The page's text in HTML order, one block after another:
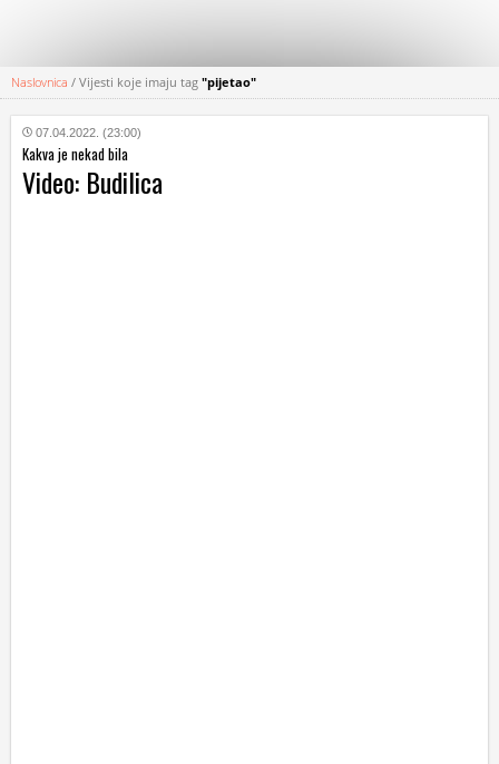
KATEGORIJE
HRVATSKI
WEB
Naslovnica / Vijesti koje imaju tag "pijetao"
07.04.2022. (23:00)
Kakva je nekad bila
Video: Budilica